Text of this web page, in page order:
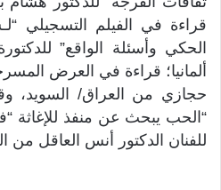
قراءة في الفيلم التسجيلي
الحكي وأسئلة الواقع”
ألمانيا؛ قراءة في العرض
حجازي من العراق/ السويد،
“الحب يبحث عن منفذ للإغاثة
للفنان الدكتور أنس العاقل من